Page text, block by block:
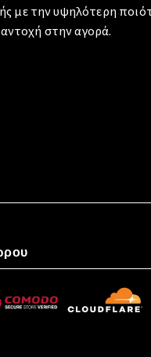
με την υψηλότερη
αντοχή στην αγορά.